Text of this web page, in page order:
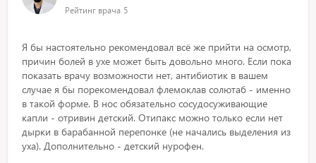
Рейтинг врача 5
Я бы настоятельно рекомендовал всё же прийти на осмотр,
причин болей в ухе может быть довольно много. Если пока
показать врачу возможности нет, антибиотик в вашем
случае я бы порекомендовал флемоклав солютаб - именно
в такой форме. В нос обязательно сосудосуживающие
капли - отривин детский. Отипакс можно только если нет
дырки в барабанной перепонке (не начались выделения из
уха). Дополнительно - детский нурофен.